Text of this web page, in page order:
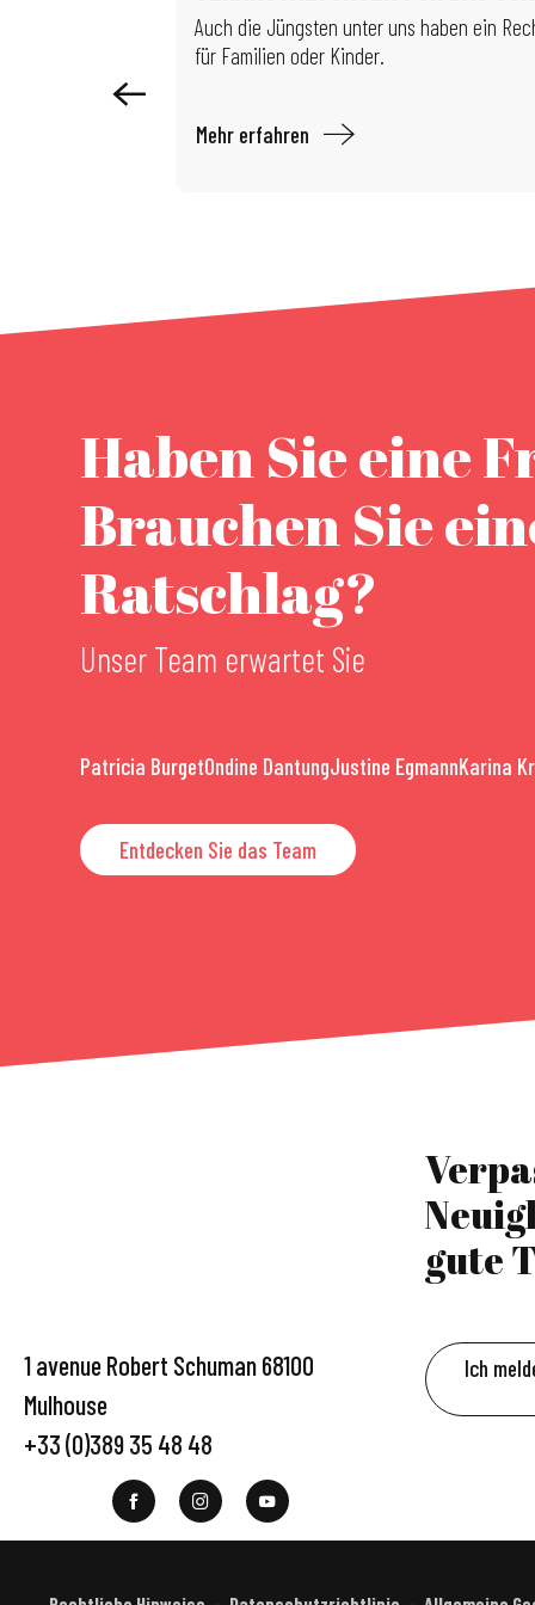
Ausstellung: Limits of ControlAuch die Jüngsten unter uns haben ein
für Familien oder Kinder.
Mehr erfahren
Haben Sie eine
Brauchen Sie
Ratschlag?
Unser Team erwartet Sie
Patricia BurgetOndine DantungJustine EgmannKarina
Entdecken Sie das Team
1 avenue Robert Schuman 68100
Mulhouse
+33 (0)389 35 48 48
gute
Ich